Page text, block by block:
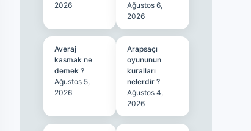
2026
Ağustos 6,
2026
Averaj
kasmak ne
demek ?
Ağustos 5,
2026
Arapsaçı
oyununun
kuralları
nelerdir ?
Ağustos 4,
2026